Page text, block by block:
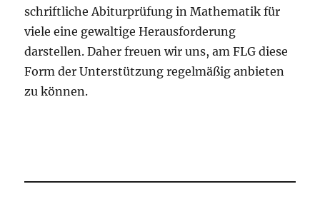
schriftliche Abiturprüfung in Mathematik für
viele eine gewaltige Herausforderung
darstellen. Daher freuen wir uns, am FLG diese
Form der Unterstützung regelmäßig anbieten
zu können.